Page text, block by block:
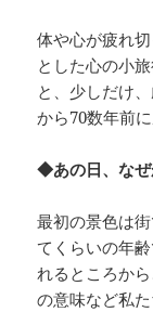
体や心が疲れ
とした心の小
と、少しだけ
から70数年前に
◆あの日、なぜ
最初の景色は
てくらいの年
れるところか
の意味など私